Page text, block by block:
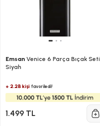
Emsan Venice 6 Parça Bıçak Seti
Siyah
+ 2.2B kişi favoriledi!
1.499 TL